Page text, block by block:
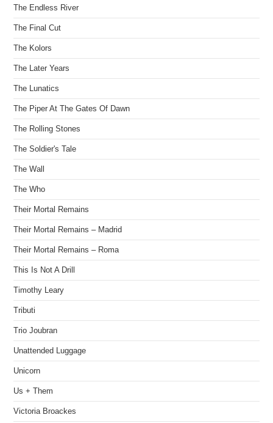
The Endless River
The Final Cut
The Kolors
The Later Years
The Lunatics
The Piper At The Gates Of Dawn
The Rolling Stones
The Soldier's Tale
The Wall
The Who
Their Mortal Remains
Their Mortal Remains – Madrid
Their Mortal Remains – Roma
This Is Not A Drill
Timothy Leary
Tributi
Trio Joubran
Unattended Luggage
Unicorn
Us + Them
Victoria Broackes